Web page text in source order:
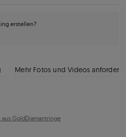
erstellen?
Mehr Fotos und Videos anfordern
GoldDiamantringe